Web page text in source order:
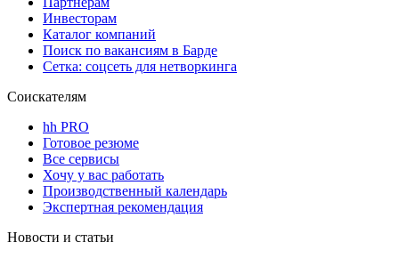
Инвесторам
Каталог компаний
Поиск по вакансиям в Барде
Сетка: соцсеть для нетворкинга
Соискателям
hh PRO
Готовое резюме
Все сервисы
Хочу у вас работать
Производственный календарь
Экспертная рекомендация
Новости и статьи